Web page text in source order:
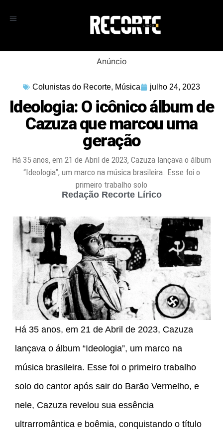
Anúncio
Colunistas do Recorte, Música julho 24, 2023
Ideologia: O icônico álbum de
Cazuza que marcou uma
geração
Há 35 anos, em 21 de Abril de 2023, Cazuza lançava o álbum
“Ideologia”, um marco na música brasileira. Esse foi o
primeiro trabalho solo
Redação Recorte Lírico
Há 35 anos, em 21 de Abril de 2023, Cazuza
lançava o álbum “Ideologia”, um marco na
música brasileira. Esse foi o primeiro trabalho
solo do cantor após sair do Barão Vermelho, e
nele, Cazuza revelou sua essência
ultrarromântica e boêmia, conquistando o título